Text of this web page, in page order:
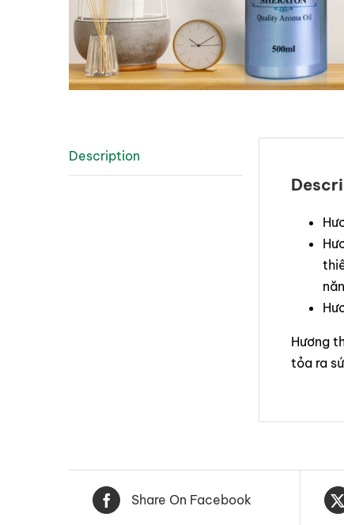
Description
Hương
tỏa ra
Share On Facebook